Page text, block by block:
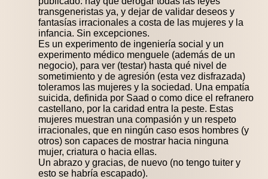
transgeneristas ya, y dejar de validar deseos y
fantasías irracionales a costa de las mujeres y la
infancia. Sin excepciones.
Es un experimento de ingeniería social y un
experimento médico menguele (además de un
negocio), para ver (testar) hasta qué nivel de
sometimiento y de agresión (esta vez disfrazada)
toleramos las mujeres y la sociedad. Una empatía
suicida, definida por Saad o como dice el refranero
castellano, por la caridad entra la peste. Estas
mujeres muestran una compasión y un respeto
irracionales, que en ningún caso esos hombres (y
otros) son capaces de mostrar hacia ninguna
mujer, criatura o hacia ellas.
Un abrazo y gracias, de nuevo (no tengo tuiter y
esto se habría escapado).